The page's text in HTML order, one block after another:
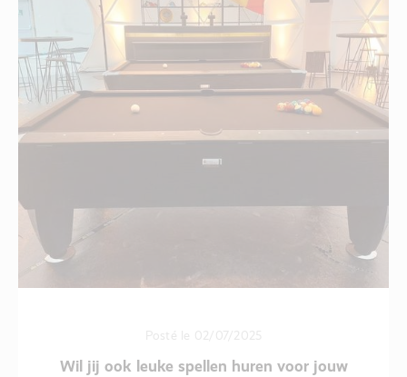
Wil jij ook leuke spellen huren voor jouw